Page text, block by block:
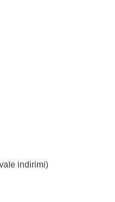
indirimi)